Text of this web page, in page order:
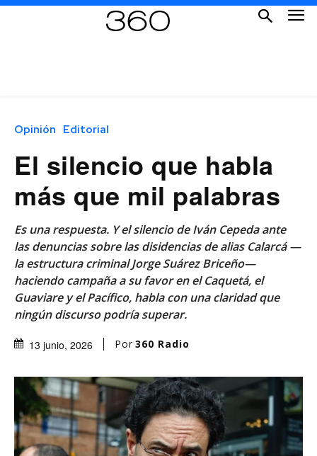
Opinión Editorial
El silencio que habla
más que mil palabras
Es una respuesta. Y el silencio de Iván Cepeda ante
las denuncias sobre las disidencias de alias Calarcá —
la estructura criminal Jorge Suárez Briceño—
haciendo campaña a su favor en el Caquetá, el
Guaviare y el Pacífico, habla con una claridad que
ningún discurso podría superar.
13 junio, 2026 Por 360 Radio